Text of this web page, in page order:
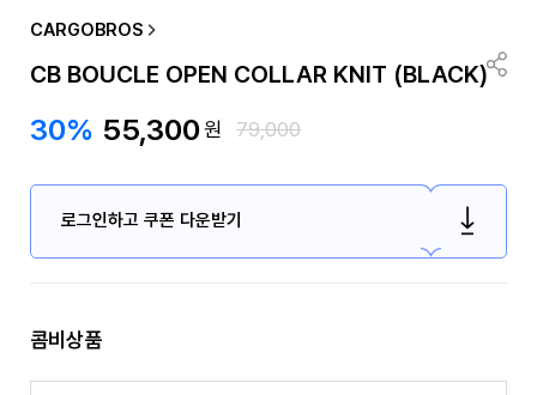
CARGOBROS
CB BOUCLE OPEN COLLAR KNIT (BLACK)
30% 55,300원 79,000
로그인하고 쿠폰 다운받기
콤비상품